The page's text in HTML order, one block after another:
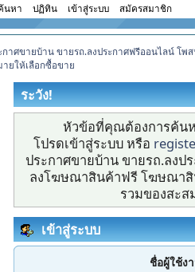
นหา ปฏิทิน เข้าสู่ระบบ สมัครสมาชิก
าศขายบ้าน ขายรถ.ลงประกาศฟรีออนไลน์
ยให้เลือกซื้อขาย
ระวัง!
หัวข้อที่คุณต้องการค้น
โปรดเข้าสู่ระบบ หรือ
ประกาศขายบ้าน ขายรถ.ลง
ลงโฆษณาสินค้าฟรี โฆษณา
รวมของสะส
เข้าสู่ระบบ
ชื่อผู้ใช้ง